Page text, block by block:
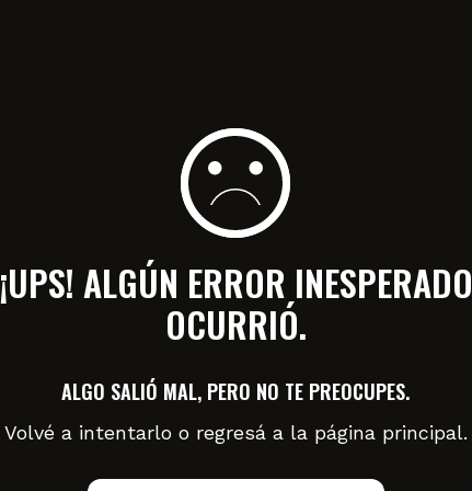
¡UPS! ALGÚN ERROR INESPERADO
OCURRIÓ.
ALGO SALIÓ MAL, PERO NO TE PREOCUPES.
Volvé a intentarlo o regresá a la página principal.